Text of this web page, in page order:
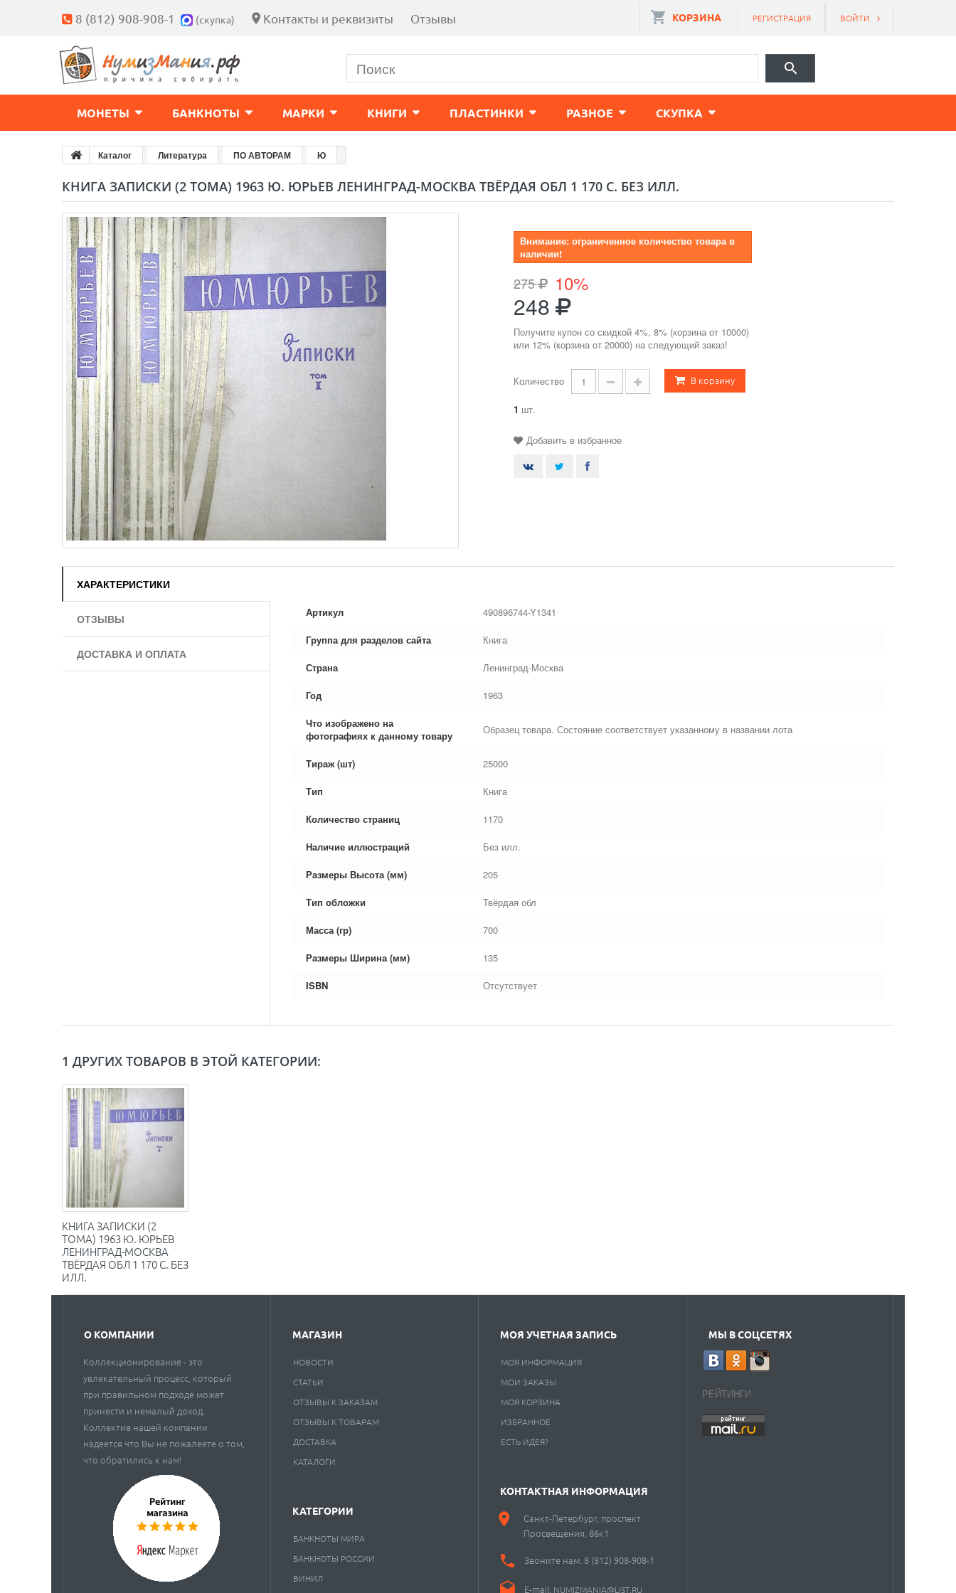
8 (812) 908-908-1 (скупка) Контакты и реквизиты Отзывы ВОЙТИ
РЕГИСТРАЦИЯ
КОРЗИНА
МОНЕТЫ БАНКНОТЫ МАРКИ КНИГИ ПЛАСТИНКИ РАЗНОЕ CКУПКА
Каталог Литература ПО АВТОРАМ Ю
КНИГА ЗАПИСКИ (2 ТОМА) 1963 Ю. ЮРЬЕВ ЛЕНИНГРАД-МОСКВА ТВЁРДАЯ ОБЛ 1 170 С. БЕЗ ИЛЛ.
Внимание: ограниченное количество товара в
наличии!
275 10%
248
Получите купон со скидкой 4%, 8% (корзина от 10000)
или 12% (корзина от 20000) на следующий заказ!
Количество В корзину
1 шт.
Добавить в избранное
ХАРАКТЕРИСТИКИ
ОТЗЫВЫ
ДОСТАВКА И ОПЛАТА
Артикул 490896744-Y1341
Группа для разделов сайта Книга
Страна Ленинград-Москва
Год 1963
Что изображено на
фотографиях к данному товару
Образец товара. Состояние соответствует указанному в названии лота
Тираж (шт) 25000
Тип Книга
Количество страниц 1170
Наличие иллюстраций Без илл.
Размеры Высота (мм) 205
Тип обложки Твёрдая обл
Масса (гр) 700
Размеры Ширина (мм) 135
ISBN Отсутствует
1 ДРУГИХ ТОВАРОВ В ЭТОЙ КАТЕГОРИИ:
КНИГА ЗАПИСКИ (2
ТОМА) 1963 Ю. ЮРЬЕВ
ЛЕНИНГРАД-МОСКВА
ТВЁРДАЯ ОБЛ 1 170 С. БЕЗ
ИЛЛ.
О КОМПАНИИ
Коллекционирование - это
увлекательный процесс, который
при правильном подходе может
принести и немалый доход.
Коллектив нашей компании
надеется что Вы не пожалеете о том,
что обратились к нам!
МАГАЗИН
НОВОСТИ
СТАТЬИ
ОТЗЫВЫ К ЗАКАЗАМ
ОТЗЫВЫ К ТОВАРАМ
ДОСТАВКА
КАТАЛОГИ
КАТЕГОРИИ
БАНКНОТЫ МИРА
БАНКНОТЫ РОССИИ
ВИНИЛ
МОЯ УЧЕТНАЯ ЗАПИСЬ
МОЯ ИНФОРМАЦИЯ
МОИ ЗАКАЗЫ
МОЯ КОРЗИНА
ИЗБРАННОЕ
ЕСТЬ ИДЕЯ?
КОНТАКТНАЯ ИНФОРМАЦИЯ
Санкт-Петербург, проспект
Просвещения, 86к1
Звоните нам: 8 (812) 908-908-1
E-mail: NUMIZMANIA@LIST.RU
МЫ В СОЦСЕТЯХ
РЕЙТИНГИ